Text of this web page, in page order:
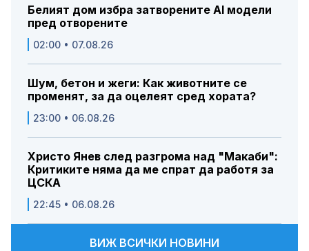
Белият дом избра затворените AI модели
пред отворените
02:00 • 07.08.26
Шум, бетон и жеги: Как животните се
променят, за да оцелеят сред хората?
23:00 • 06.08.26
Христо Янев след разгрома над "Макаби":
Критиките няма да ме спрат да работя за
ЦСКА
22:45 • 06.08.26
ВИЖ ВСИЧКИ НОВИНИ